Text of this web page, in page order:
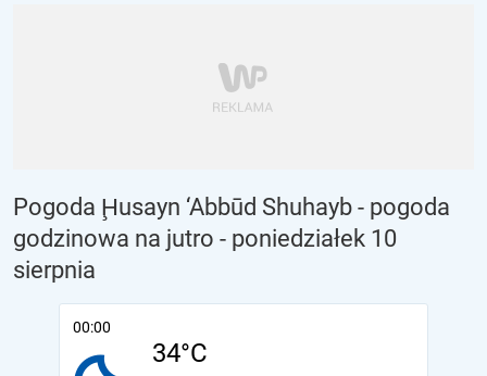
Pogoda Ḩusayn ‘Abbūd Shuhayb - pogoda
godzinowa na jutro - poniedziałek 10
sierpnia
00:00
34°C